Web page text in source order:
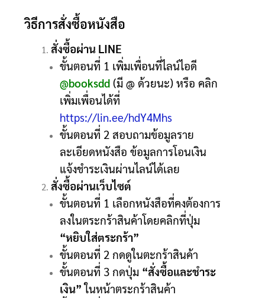
วิธีการสั่งซื้อหนังสือ
สั่งซื้อผ่าน LINE
ขั้นตอนที่ 1 เพิ่มเพื่อนที่ไลน์ไอดี
@booksdd (มี @ ด้วยนะ) หรือ คลิก
เพิ่มเพื่อนได้ที่
https://lin.ee/hdY4Mhs
ขั้นตอนที่ 2 สอบถามข้อมูลราย
ละเอียดหนังสือ ข้อมูลการโอนเงิน
แจ้งชำระเงินผ่านไลน์ได้เลย
สั่งซื้อผ่านเว็บไซต์
ขั้นตอนที่ 1 เลือกหนังสือที่คงต้องการ
ลงในตระกร้าสินค้าโดยคลิกที่ปุ่ม
“หยิบใส่ตระกร้า”
ขั้นตอนที่ 2 กดดูในตะกร้าสินค้า
ขั้นตอนที่ 3 กดปุ่ม “สั่งซื้อและชำระ
เงิน”ในหน้าตระกร้าสินค้า